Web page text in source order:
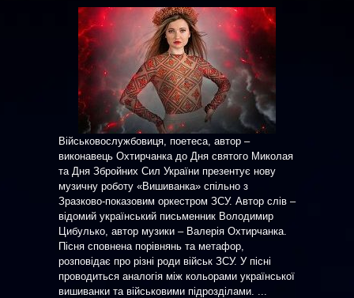
Військовослужбовиця, поетеса, автор –
виконавець Охтирчанка до Дня святого Миколая
та Дня Збройних Сил України презентує нову
музичну роботу «Вишиванка» спільно з
Зразково-показовим оркестром ЗСУ. Автор слів –
відомий український письменник Володимир
Цибулько, автор музики – Валерія Охтирчанка.
Пісня сповнена порівнянь та метафор,
розповідає про різні роди військ ЗСУ. У пісні
проводиться аналогія між кольорами української
вишиванки та військовими підрозділами. ...